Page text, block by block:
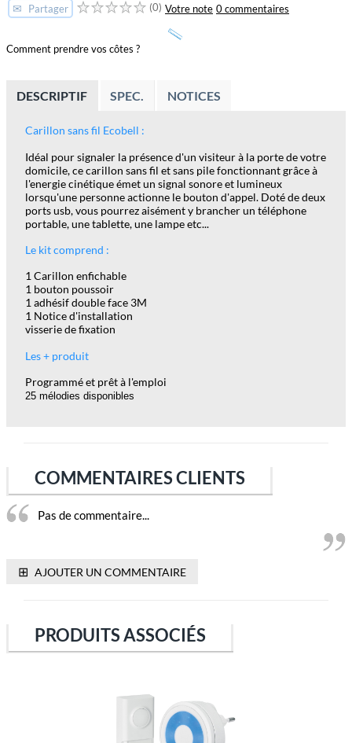
✉ Partager (0) Votre note 0 commentaires
Comment prendre vos côtes ?
DESCRIPTIF SPEC. NOTICES
Carillon sans fil Ecobell :
Idéal pour signaler la présence d'un visiteur à la porte de votre
domicile, ce carillon sans fil et sans pile fonctionnant grâce à
l'energie cinétique émet un signal sonore et lumineux
lorsqu'une personne actionne le bouton d'appel. Doté de deux
ports usb, vous pourrez aisément y brancher un téléphone
portable, une tablette, une lampe etc...
Le kit comprend :
1 Carillon enfichable
1 bouton poussoir
1 adhésif double face 3M
1 Notice d'installation
visserie de fixation
Les + produit
Programmé et prêt à l'emploi
25 mélodies disponibles
COMMENTAIRES CLIENTS
Pas de commentaire...
⊞ AJOUTER UN COMMENTAIRE
PRODUITS ASSOCIÉS